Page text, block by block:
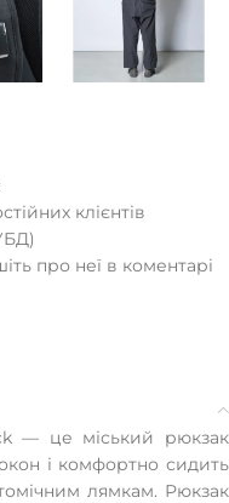
клієнтів
про неї в коментарі
— це міський рюкзак
і комфортно сидить
лямкам. Рюкзак